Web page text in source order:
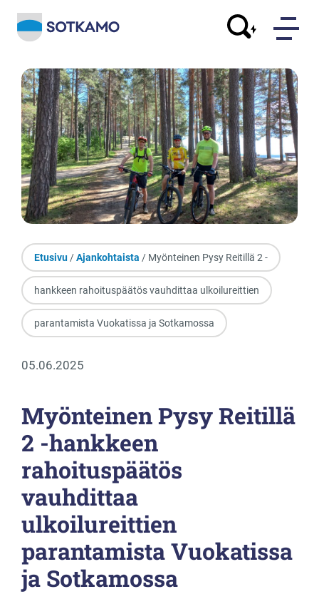
Etusivu /Ajankohtaista / Myönteinen Pysy Reitillä 2 -
hankkeen rahoituspäätös vauhdittaa ulkoilureittien
parantamista Vuokatissa ja Sotkamossa
05.06.2025
Myönteinen Pysy Reitillä
2 -hankkeen
rahoituspäätös
vauhdittaa
ulkoilureittien
parantamista Vuokatissa
ja Sotkamossa